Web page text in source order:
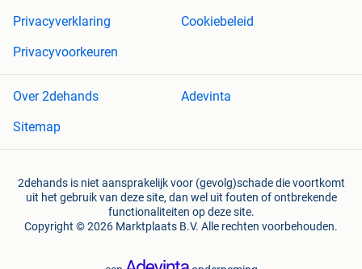
Privacyverklaring
Cookiebeleid
Privacyvoorkeuren
Over 2dehands
Adevinta
Sitemap
2dehands is niet aansprakelijk voor (gevolg)schade die voortkomt
uit het gebruik van deze site, dan wel uit fouten of ontbrekende
functionaliteiten op deze site.
Copyright © 2026 Marktplaats B.V. Alle rechten voorbehouden.